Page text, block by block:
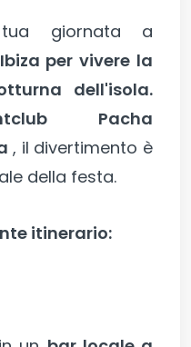
giornata a
per vivere la
dell'isola.
Pacha
, il divertimento è
della festa.
itinerario: